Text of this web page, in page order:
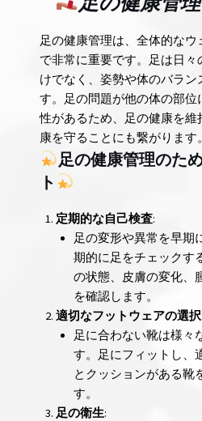
足の健康管理は、全体的な
で非常に重要です。足は日
けでなく、姿勢や体のバラン
す。足の問題が他の体の部
性があるため、足の健康を維
康を守ることにも繋がります。
足の健康管理のた
ト
定期的な自己検査:
足の変形や異常を早期
期的に足をチェックす
の状態、皮膚の変化、
を確認します。
適切なフットウェアの選択:
足に合わない靴は様々
す。足にフィットし、
とクッションがある靴
す。
足の衛生: